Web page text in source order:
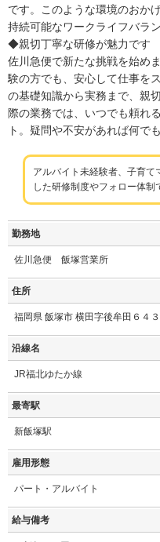
です。このような環境のおか
持続可能なワークライフバラ
◆親切丁寧な研修が魅力です
佐川急便で新たな挑戦を始め
験の方でも、安心して仕事を
の基礎知識から実務まで、親
際の業務では、いつでも頼れ
ト。疑問や不安があれば何で
アルバイト未経験者、子育て
した研修制度やフォロー体
勤務地
佐川急便 飯塚営業所
住所
福岡県 飯塚市 横田字後牟田６４
沿線名
JR福北ゆたか線
最寄駅
新飯塚駅
雇用形態
パート・アルバイト
給与備考